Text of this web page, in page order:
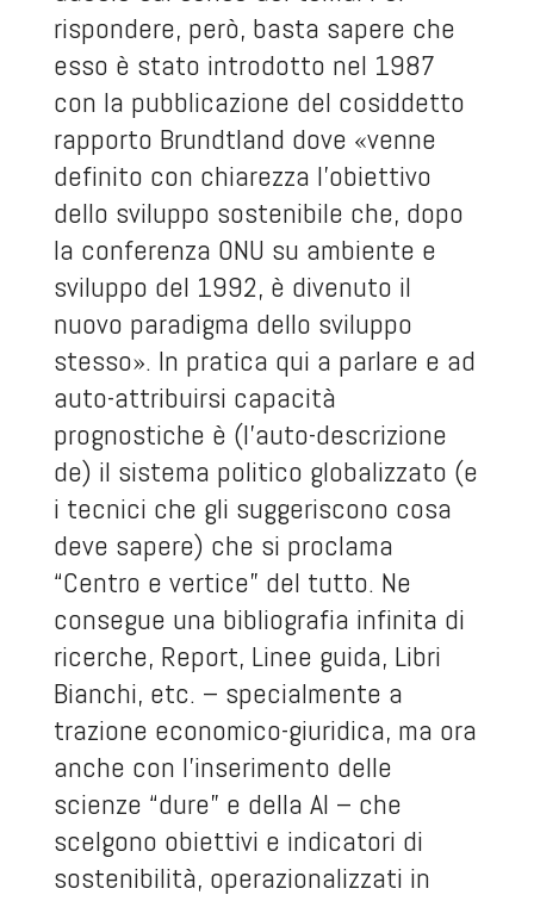
rispondere, però, basta sapere che
esso è stato introdotto nel 1987
con la pubblicazione del cosiddetto
rapporto Brundtland dove «venne
definito con chiarezza l’obiettivo
dello sviluppo sostenibile che, dopo
la conferenza ONU su ambiente e
sviluppo del 1992, è divenuto il
nuovo paradigma dello sviluppo
stesso». In pratica qui a parlare e ad
auto-attribuirsi capacità
prognostiche è (l’auto-descrizione
de) il sistema politico globalizzato (e
i tecnici che gli suggeriscono cosa
deve sapere) che si proclama
“Centro e vertice” del tutto. Ne
consegue una bibliografia infinita di
ricerche, Report, Linee guida, Libri
Bianchi, etc. – specialmente a
trazione economico-giuridica, ma ora
anche con l’inserimento delle
scienze “dure” e della AI – che
scelgono obiettivi e indicatori di
sostenibilità, operazionalizzati in